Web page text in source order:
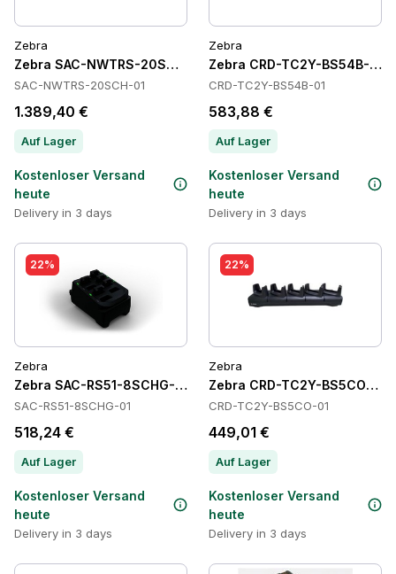
Zebra
Zebra SAC-NWTRS-20SCH-01 Batteries
SAC-NWTRS-20SCH-01
1.389,40 €
Auf Lager
Kostenloser Versand
heute
Delivery in 3 days
Zebra
Zebra CRD-TC2Y-BS54B-01
CRD-TC2Y-BS54B-01
583,88 €
Auf Lager
Kostenloser Versand
heute
Delivery in 3 days
22%
Zebra
Zebra SAC-RS51-8SCHG-01 Batteries
SAC-RS51-8SCHG-01
518,24 €
Auf Lager
Kostenloser Versand
heute
Delivery in 3 days
22%
Zebra
Zebra CRD-TC2Y-BS5CO-01
CRD-TC2Y-BS5CO-01
449,01 €
Auf Lager
Kostenloser Versand
heute
Delivery in 3 days